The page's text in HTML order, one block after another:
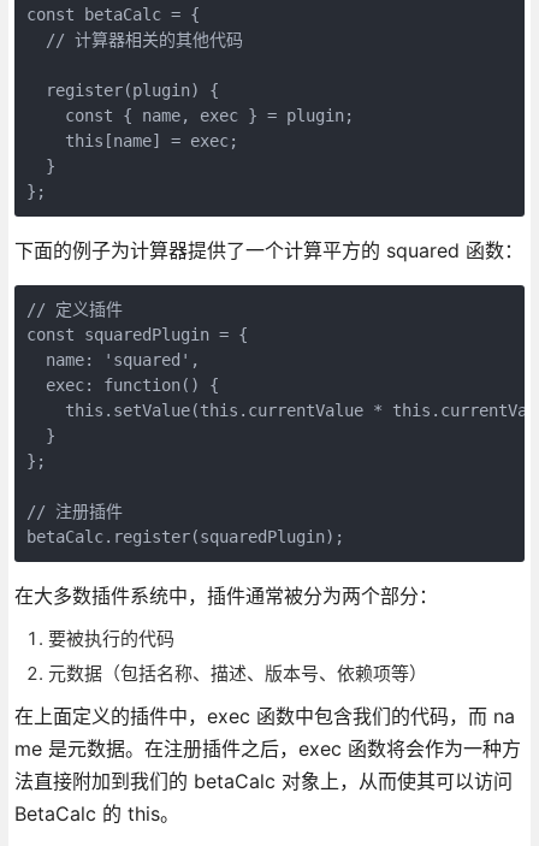
const betaCalc = {
  // 计算器相关的其他代码
  register(plugin) {
    const { name, exec } = plugin;
    this[name] = exec;
  }
};
下面的例子为计算器提供了一个计算平方的 squared 函数：
// 定义插件
const squaredPlugin = {
  name: 'squared',
  exec: function() {
this.setValue(this.currentValue *
  }
};
// 注册插件
betaCalc.register(squaredPlugin);
在大多数插件系统中，插件通常被分为两个部分：
要被执行的代码
元数据（包括名称、描述、版本号、依赖项等）
在上面定义的插件中，exec 函数中包含我们的代码，而 na
me 是元数据。在注册插件之后，exec 函数将会作为一种方
法直接附加到我们的 betaCalc 对象上，从而使其可以访问
BetaCalc 的 this。